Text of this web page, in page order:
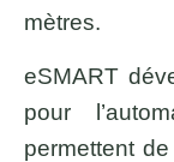
mètres.
eSMART
pour
permettent